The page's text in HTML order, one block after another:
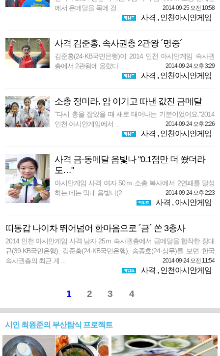
에서 은메달을 목에 걸 ...
2014-09-25 오전 10:58
사격 , 인천아시안게임
사격 김준홍, 속사권총 2관왕 ´명중´
김준홍(24·KB국민은행)이 2014 인천 아시안게임 속사권
총에서 2관왕에 올랐다 ...
2014-09-24 오후 3:29
사격 , 인천아시안게임
소총 정미라, 암 이기고 따낸 값진 금메달
"다시 총을 잡았을 때 새로 태어나는 기분이었어요."2014
인천 아시안게임에서 ...
2014-09-24 오후 2:26
사격 , 인천아시안게임
사격 금·동메달 음빛나 "0.1점만 더 쐈더라
도…"
아시안게임 사격 여자 50ｍ 소총 복사에서 2연패를 달성
하는 데는 막내 음빛나(2 ...
2014-09-24 오후 2:23
사격 , 아시안게임
띠동갑 나이차 뛰어넘어 한마음으로 ´금´ 쏜 3총사
2014 인천 아시안게임 사격 남자 25ｍ 속사권총에서 금메달을 합작한 장대
규(39·KB국민은행), 김준홍(24·KB국민은행), 송종호(24·상무)를 보면 한국
속사권총의 최근 계 ...
2014-09-24 오전 11:54
사격 , 인천아시안게임
1 2 3 4
시인 최원준의 부산탐식 프로젝트